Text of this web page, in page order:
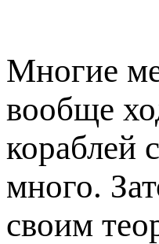
Многие
вообще
кораблей
много.
своим